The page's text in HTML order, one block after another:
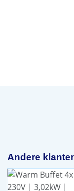
Andere